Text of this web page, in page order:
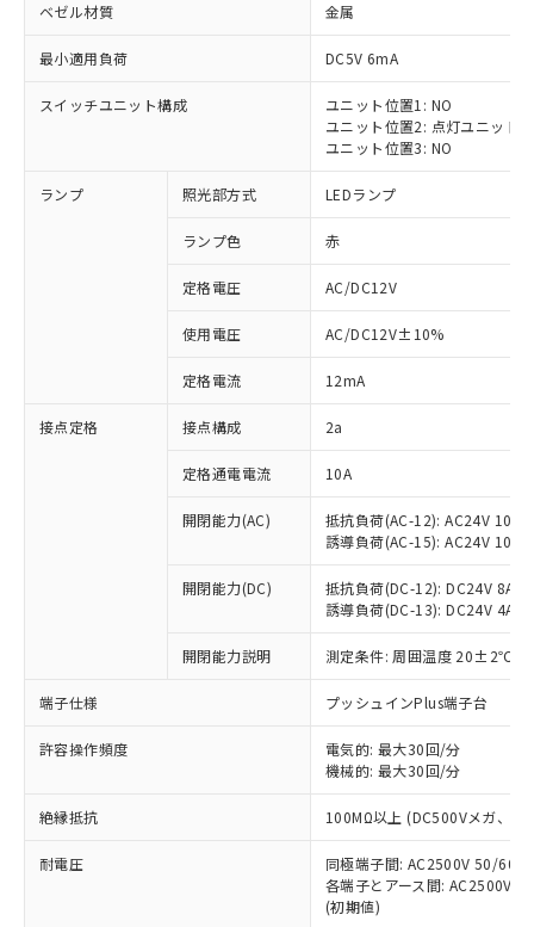
ベゼル材質 金属
最小適用負荷 DC5V 6mA
スイッチユニット構成
ユニット位置1: NO
ユニット位置2: 点灯ユニット
ユニット位置3: NO
ランプ 照光部方式 LEDランプ
ランプ色 赤
定格電圧 AC/DC12V
使用電圧 AC/DC12V±10%
定格電流 12mA
接点定格 接点構成 2a
定格通電電流 10A
開閉能力(AC)
抵抗負荷(AC-12): AC24V 10A/
誘導負荷(AC-15): AC24V
開閉能力(DC)
抵抗負荷(DC-12): DC24V 8A/
誘導負荷(DC-13): DC24V 4A/
開閉能力説明 測定条件: 周囲温度 20±2℃、
端子仕様 プッシュインPlus端子台
許容操作頻度
電気的: 最大30回/分
機械的: 最大30回/分
絶縁抵抗 100MΩ以上 (DC500Vメガ、点
耐電圧
同極端子間: AC2500V 50/
各端子とアース間: AC2500V
(初期値)
ご利用条件
以下の条件をお読みいただき、同意のうえ
ご利用ください。
本サービスは、当社制御機器事業取扱
商品の当社在庫状況および標準価格
(税抜)を提供させていただくもので
当社制御機器事業取扱商品の中には、
本サービスの対象外となる商品もある
ことをご了承ください。
在庫状況および標準価格照会結果は、
記載している更新日時点での社内デー
タに基づき作成されるものであり、閲
覧された時点での実際の在庫および標
準価格とは異なる場合があることをご
※1 対応状況
対応済み：EU RoHS指令（10物質）の
非含有に対応した製品が提供可能な商品で
す。
対応予定：EU RoHS指令（10物質）の非含
有に対応した製品に切り替える予定のある
対応予定なし：EU RoHS指令（10物質）の
非含有に非対応の商品で、対応品を出す予
定はありません。
調査・確認中：EU RoHS指令（10物質）の
非含有の対応状況を調査中または確認中の
非該当品：ライセンス料など無形物で、有
害物質有無と関係のない商品です。
仕入先様の事情により、非含有部品として
いたものが、含有品と判明した場合などや
むを得ず変更することがあります。
六価クロム(Cr(Ⅵ)) 1000ppm以下、ポリ臭化ビフェニル
類(PBB) 1000ppm以下、ポリ臭化ジフェニルエーテル類
「○」：最大均質材料含有率が中国RoHSの
基準値以下であることを示します。
「×」：最大均質材料含有率が中国RoHSの
基準値を超えていることを示します。
「－」：未確認です。当社販売部門へお問
*中国RoHS10物質の基準値 (GB/T26572)：
Pb(鉛) :1000ppm、 Hg(水銀) : 1000ppm、 Cd(カドミウ
Cr(Ⅵ)(六価クロム) : 1000ppm、 PBBs(ポリ臭化ビフェ
当社は、これら貴社製品のうち、外国
為替および外国貿易法に定める商品
（以下｢規制貨物等」という）を輸出
または国外への提供する場合は、日本
国政府の輸出許可(または役務取引許
可)を取得するなどの必要な手続きを